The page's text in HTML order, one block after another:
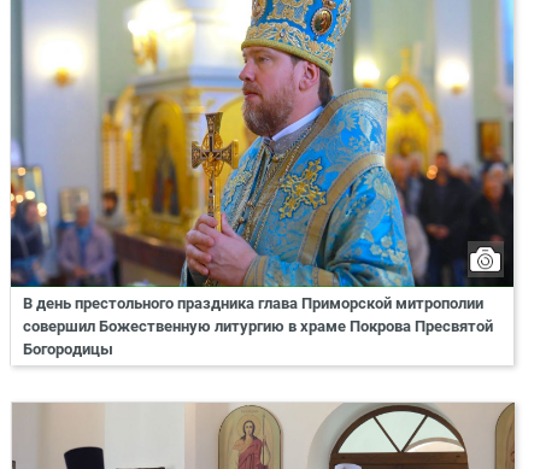
В день престольного праздника глава Приморской митрополии
совершил Божественную литургию в храме Покрова Пресвятой
Богородицы